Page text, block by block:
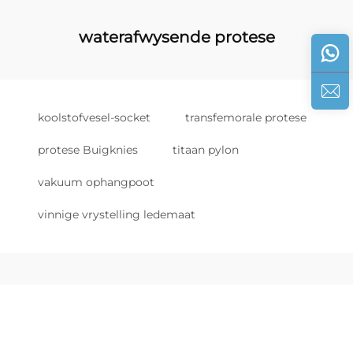
waterafwysende protese
koolstofvesel-socket transfemorale protese
protese Buigknies titaan pylon
vakuum ophangpoot
vinnige vrystelling ledemaat